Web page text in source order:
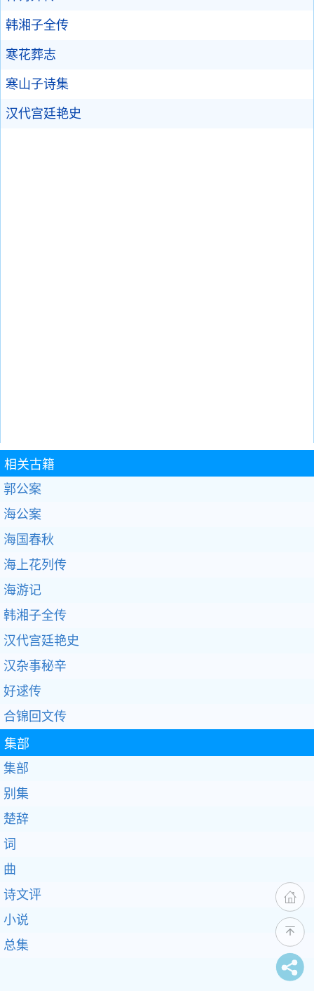
韩湘子全传
寒花葬志
寒山子诗集
汉代宫廷艳史
相关古籍
郭公案
海公案
海国春秋
海上花列传
海游记
韩湘子全传
汉代宫廷艳史
汉杂事秘辛
好逑传
合锦回文传
集部
集部
别集
楚辞
词
曲
诗文评
小说
总集